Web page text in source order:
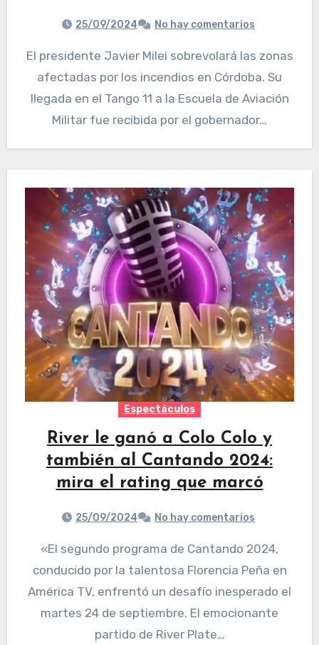
25/09/2024 No hay comentarios
El presidente Javier Milei sobrevolará las zonas
afectadas por los incendios en Córdoba. Su
llegada en el Tango 11 a la Escuela de Aviación
Militar fue recibida por el gobernador…
Espectáculos
River le ganó a Colo Colo y
también al Cantando 2024:
mira el rating que marcó
25/09/2024 No hay comentarios
«El segundo programa de Cantando 2024,
conducido por la talentosa Florencia Peña en
América TV, enfrentó un desafío inesperado el
martes 24 de septiembre. El emocionante
partido de River Plate…